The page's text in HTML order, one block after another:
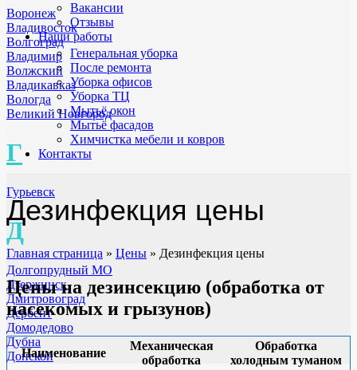
Воронеж
Владивосток
Волгоград
Владимир
Волжский
Владикавказ
Вологда
Великий Новгород
Г
Гурьевск
Д
Долгопрудный МО
Дзержинск
Дмитровоград
Дербент
Домодедово
Дубна
Донской
Вакансии
Отзывы
Наши работы
Генеральная уборка
После ремонта
Уборка офисов
Уборка ТЦ
Мытьё окон
Мытьё фасадов
Химчистка мебели и ковров
Контакты
Дезинфекция цены
Главная страница » Цены » Дезинфекция цены
Цены на дезинсекцию (обработка от
насекомых и грызунов)
Наименование
Механическая
обработка
Обработка
холодным туманом